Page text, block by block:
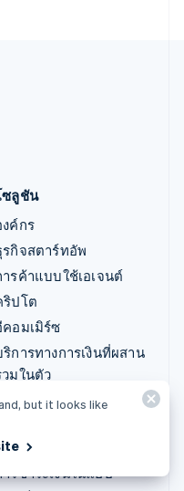
ซลูชัน
งค์กร
รกิจสตาร์ทอัพ
ารค้าแบบใช้เอเจนต์
ริปโต
คอมเมิร์ซ
การทางการเงินที่ผสาน
วมในตัว
ารทำงานอัตโนมัติด้าน
กิจทั่วโลก
รชำระเงินในแอป
but it looks like